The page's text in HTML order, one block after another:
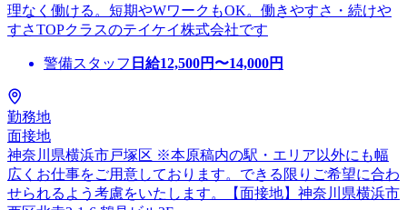
理なく働ける。短期やWワークもOK。働きやすさ・続けや
すさTOPクラスのテイケイ株式会社です
警備スタッフ 日給12,500円〜14,000円
勤務地
面接地
神奈川県横浜市戸塚区 ※本原稿内の駅・エリア以外にも幅
広くお仕事をご用意しております。できる限りご希望に合わ
せられるよう考慮をいたします。【面接地】神奈川県横浜市